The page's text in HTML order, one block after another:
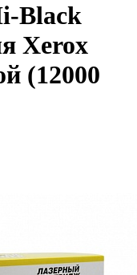
Black
Xerox
(12000